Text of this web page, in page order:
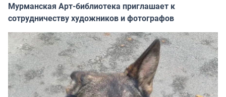
Мурманская Арт-библиотека приглашает к
сотрудничеству художников и фотографов